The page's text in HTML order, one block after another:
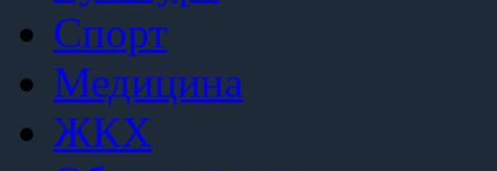
Спорт
Медицина
ЖКХ